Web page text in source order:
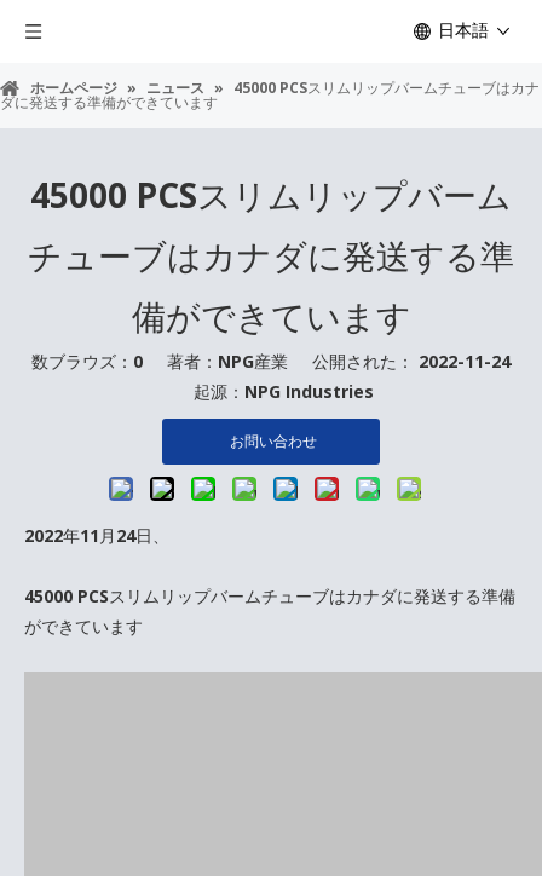
日本語
ホームページ » ニュース » 45000 PCSスリムリップバームチューブはカナ
ダに発送する準備ができています
45000 PCSスリムリップバーム
チューブはカナダに発送する準
備ができています
数ブラウズ： 0 著者：NPG産業 公開された： 2022-11-24
起源： NPG Industries
お問い合わせ
2022年11月24日、
45000 PCSスリムリップバームチューブはカナダに発送する準備
ができています